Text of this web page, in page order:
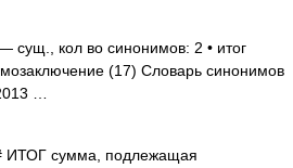
сущ., кол во синонимов: 2 • итог
(17) Словарь синонимов
…
сумма, подлежащая